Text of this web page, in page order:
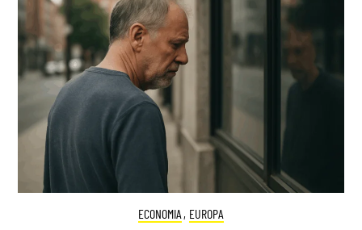
ECONOMIA , EUROPA